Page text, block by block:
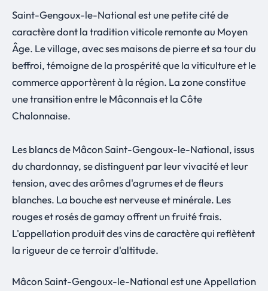
Saint-Gengoux-le-National est une petite cité de
caractère dont la tradition viticole remonte au Moyen
Âge. Le village, avec ses maisons de pierre et sa tour du
beffroi, témoigne de la prospérité que la viticulture et le
commerce apportèrent à la région. La zone constitue
une transition entre le Mâconnais et la Côte
Chalonnaise.
Les blancs de Mâcon Saint-Gengoux-le-National, issus
du chardonnay, se distinguent par leur vivacité et leur
tension, avec des arômes d'agrumes et de fleurs
blanches. La bouche est nerveuse et minérale. Les
rouges et rosés de gamay offrent un fruité frais.
L'appellation produit des vins de caractère qui reflètent
la rigueur de ce terroir d'altitude.
Mâcon Saint-Gengoux-le-National est une Appellation